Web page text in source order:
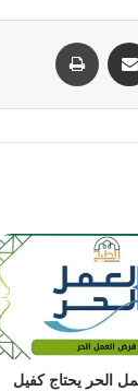
مشاركة عبر البريد
الحر يحتاج كفيل